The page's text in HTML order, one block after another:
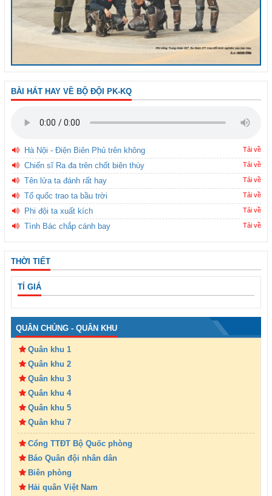
BÀI HÁT HAY VỀ BỘ ĐỘI PK-KQ
Hà Nội - Điện Biên Phủ trên không Tải về
Chiến sĩ Ra đa trên chốt biên thùy Tải về
Tên lửa ta đánh rất hay Tải về
Tổ quốc trao ta bầu trời Tải về
Phi đội ta xuất kích Tải về
Tình Bác chắp cánh bay Tải về
THỜI TIẾT
TỈ GIÁ
QUÂN CHỦNG - QUÂN KHU
Quân khu 1
Quân khu 2
Quân khu 3
Quân khu 4
Quân khu 5
Quân khu 7
Cổng TTĐT Bộ Quốc phòng
Báo Quân đội nhân dân
Biên phòng
Hải quân Việt Nam